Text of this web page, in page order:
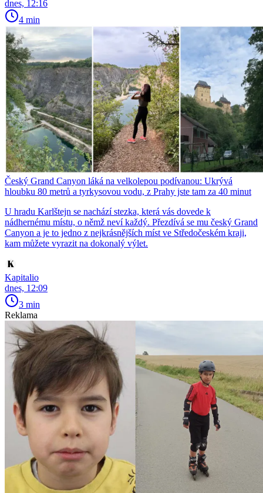
dnes, 12:16
4 min
Český Grand Canyon láká na velkolepou podívanou: Ukrývá
hloubku 80 metrů a tyrkysovou vodu, z Prahy jste tam za 40 minut
U hradu Karlštejn se nachází stezka, která vás dovede k
nádhernému místu, o němž neví každý. Přezdívá se mu český Grand
Canyon a je to jedno z nejkrásnějších míst ve Středočeském kraji,
kam můžete vyrazit na dokonalý výlet.
Kapitalio
dnes, 12:09
3 min
Reklama